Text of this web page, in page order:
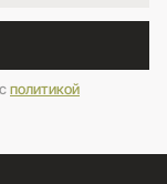
политикой